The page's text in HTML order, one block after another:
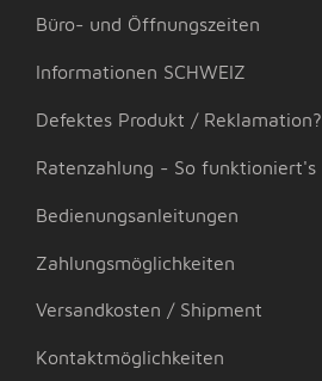
Büro- und Öffnungszeiten
Informationen SCHWEIZ
Defektes Produkt / Reklamation?
Ratenzahlung - So funktioniert's
Bedienungsanleitungen
Zahlungsmöglichkeiten
Versandkosten / Shipment
Kontaktmöglichkeiten